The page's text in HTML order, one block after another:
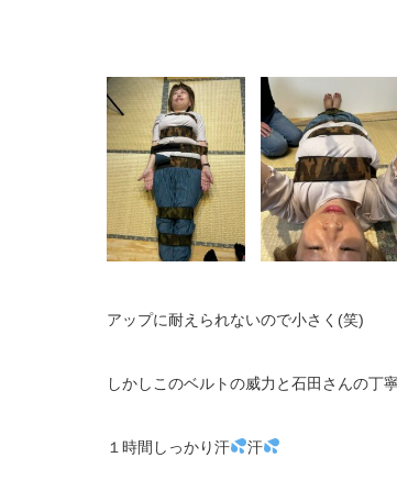
アップに耐えられないので小さく(笑)
しかしこのベルトの威力と石田さんの丁
１時間しっかり汗 汗